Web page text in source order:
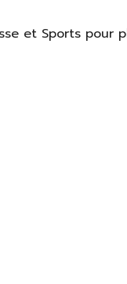
et Sports pour